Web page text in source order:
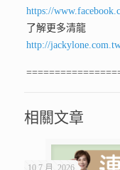
https://
了解更多清龍
http://
相關文章
10 7 月, 2026